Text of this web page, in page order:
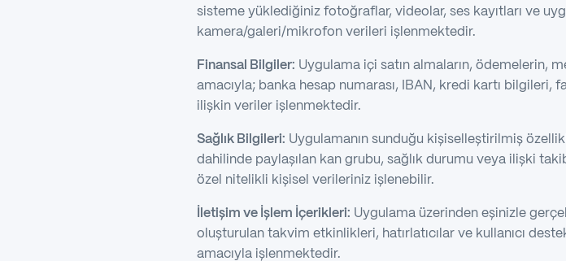
sisteme yüklediğiniz fotoğraflar, videolar, ses kayıtları ve
kamera/galeri/mikrofon verileri işlenmektedir.
Finansal Bilgiler: Uygulama içi satın almaların, ödemelerin,
amacıyla; banka hesap numarası, IBAN, kredi kartı
ilişkin veriler işlenmektedir.
Sağlık Bilgileri: Uygulamanın sunduğu kişiselleştirilmiş
dahilinde paylaşılan kan grubu, sağlık durumu veya ilişki
özel nitelikli kişisel verileriniz işlenebilir.
İletişim ve İşlem İçerikleri: Uygulama üzerinden eşinizle
oluşturulan takvim etkinlikleri, hatırlatıcılar ve kullanıcı
amacıyla işlenmektedir.